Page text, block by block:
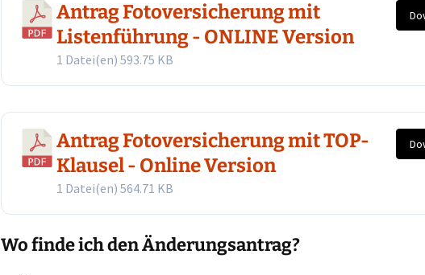
Antrag Fotoversicherung mit
Listenführung - ONLINE Version
1 Datei(en) 593.75 KB
Antrag Fotoversicherung mit TOP-
Klausel - Online Version
1 Datei(en) 564.71 KB
Wo finde ich den Änderungsantrag?